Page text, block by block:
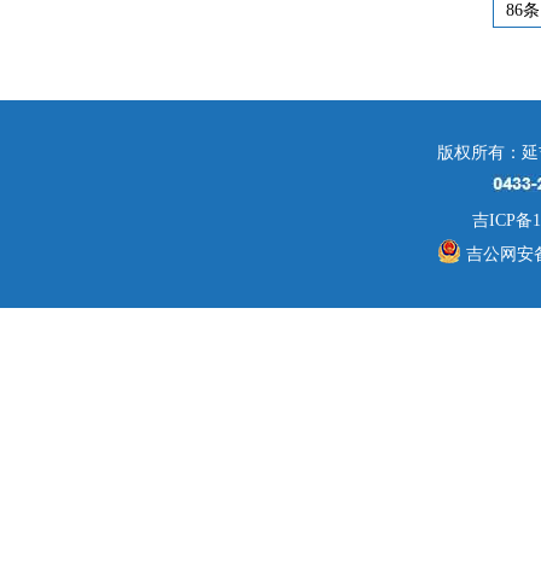
86条
版权所有：
吉ICP备
吉公网安